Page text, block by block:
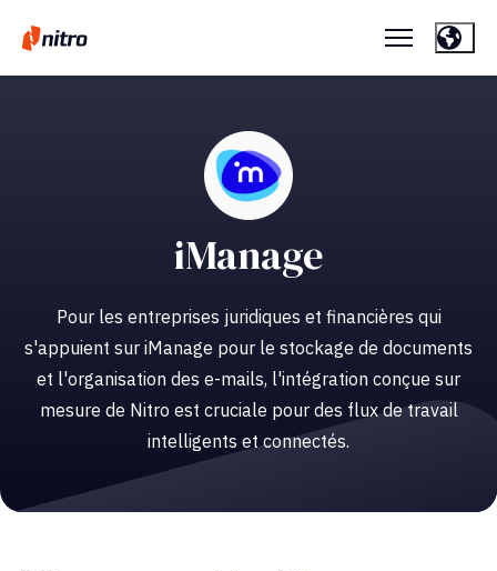
iManage
Pour les entreprises juridiques et financières qui
s'appuient sur iManage pour le stockage de documents
et l'organisation des e-mails, l'intégration conçue sur
mesure de Nitro est cruciale pour des flux de travail
intelligents et connectés.